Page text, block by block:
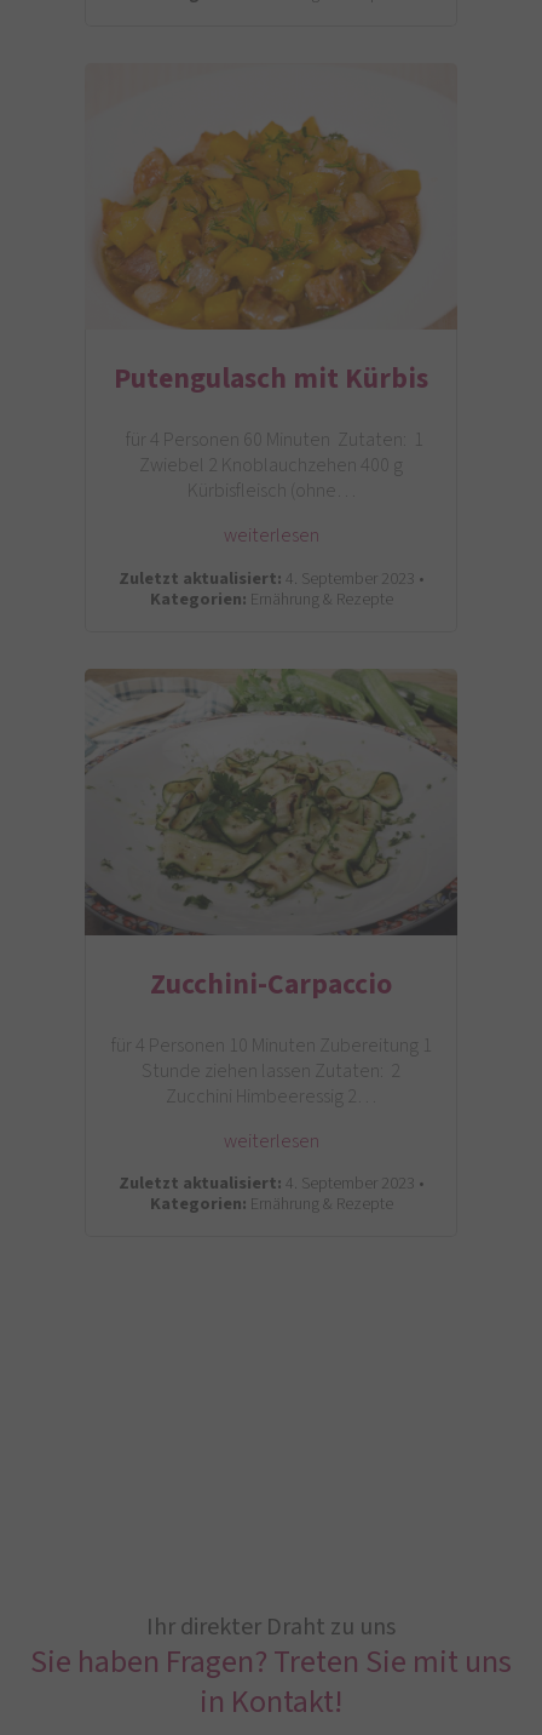
Putengulasch mit Kürbis
für 4 Personen 60 Minuten Zutaten: 1
Zwiebel 2 Knoblauchzehen 400 g
Kürbisfleisch (ohne…
weiterlesen
Zuletzt aktualisiert: 4. September 2023 •
Kategorien: Ernährung & Rezepte
Zucchini-Carpaccio
für 4 Personen 10 Minuten Zubereitung 1
Stunde ziehen lassen Zutaten: 2
Zucchini Himbeeressig 2…
weiterlesen
Zuletzt aktualisiert: 4. September 2023 •
Kategorien: Ernährung & Rezepte
Ihr direkter Draht zu uns
Sie haben Fragen? Treten Sie mit uns
in Kontakt!